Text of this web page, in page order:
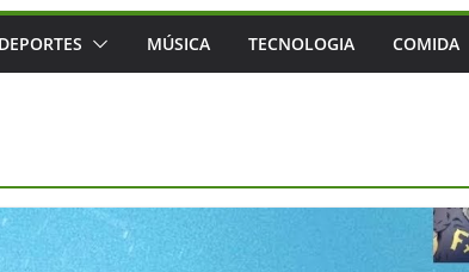
DEPORTES MÚSICA TECNOLOGIA COMIDA